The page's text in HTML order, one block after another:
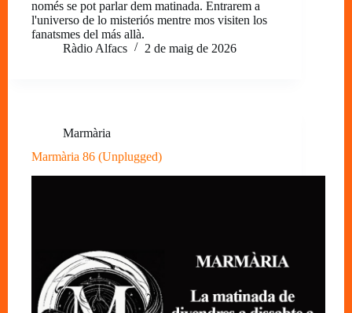
només se pot parlar dem matinada. Entrarem a
l'universo de lo misteriós mentre mos visiten los
fanatsmes del más allà.
Ràdio Alfacs
2 de maig de 2026
Marmària
Marmària 86 (Unplugged)